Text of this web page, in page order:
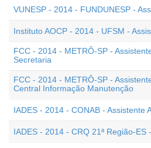
VUNESP - 2014 - FUNDUNESP -
Instituto AOCP - 2014 - UFSM -
FCC - 2014 - METRÔ-SP -
Secretaria
FCC - 2014 - METRÔ-SP -
Central Informação Manutenção
IADES - 2014 - CONAB - Assistente
IADES - 2014 - CRQ 21ª Região-ES